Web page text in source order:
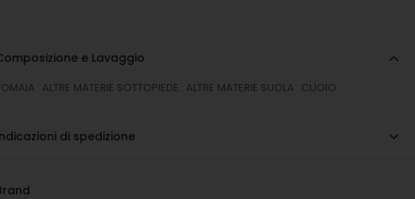
e Lavaggio
: ALTRE MATERIE SOTTOPIEDE : ALTRE MATERIE SUOLA : CUOIO
di spedizione